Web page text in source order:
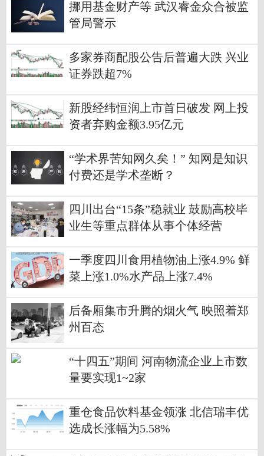
挪用基金财产等 武汉睿金众合被监
管局警示
多家券商配股公告后普遍大跌 兴业
证券跌超7%
新股经纬恒润上市首日破发 网上投
资者弃购金额3.95亿元
“学术界苦知网久矣！” 知网是知识
付费还是学术垄断？
四川出台“15条”稳就业 鼓励高校毕
业生等重点群体从事个体经营
一季度四川食用植物油上涨4.9% 鲜
菜上涨1.0%水产品上涨7.4%
后备厢集市升腾的烟火气 映照着郑
州百态
“十四五”期间 河南物流企业上市数
量要实现1~2家
重仓食品饮料基金领涨 北信瑞丰优
选成长涨幅为5.58%